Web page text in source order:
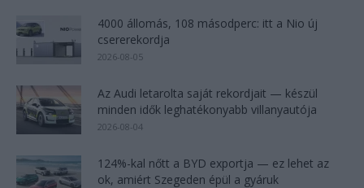
4000 állomás, 108 másodperc: itt a Nio új
csererekordja
2026-08-05
Az Audi letarolta saját rekordjait — készül
minden idők leghatékonyabb villanyautója
2026-08-04
124%-kal nőtt a BYD exportja — ez lehet az
ok, amiért Szegeden épül a gyáruk